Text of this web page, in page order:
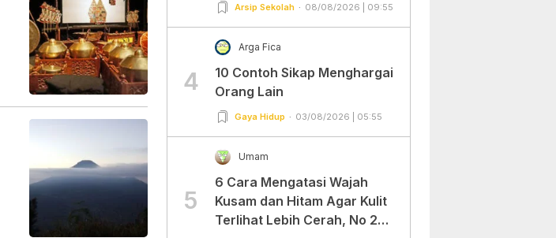
Arsip Sekolah 08/08/2026 | 09:55
4
Arga Fica
10 Contoh Sikap Menghargai
Orang Lain
Gaya Hidup 03/08/2026 | 05:55
5
Umam
6 Cara Mengatasi Wajah
Kusam dan Hitam Agar Kulit
Terlihat Lebih Cerah, No 2